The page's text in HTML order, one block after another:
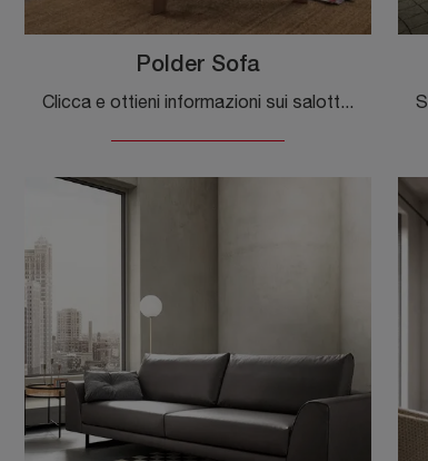
Polder Sofa
Clicca e ottieni informazioni sui salotti design di Vitra! Diversi modelli di divani, come Polder Sofa, ti aspettano.